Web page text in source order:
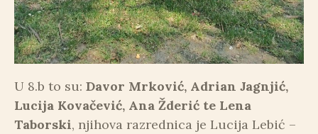
U 8.b to su: Davor Mrković, Adrian Jagnjić,
Lucija Kovačević, Ana Žderić te Lena
Taborski, njihova razrednica je Lucija Lebić –